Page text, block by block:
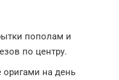
пополам и
по центру.
оригами на день